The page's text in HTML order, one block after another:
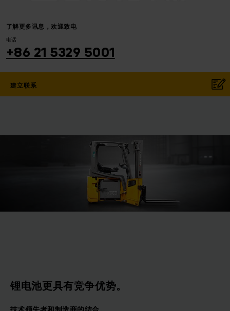
了解更多讯息，欢迎致电
电话
+86 21 5329 5001
建立联系
锂电池更具有竞争优势。